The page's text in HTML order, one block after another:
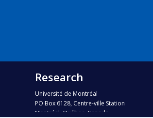
Research
Université de Montréal
PO Box 6128, Centre-ville Station
Montréal, Québec, Canada